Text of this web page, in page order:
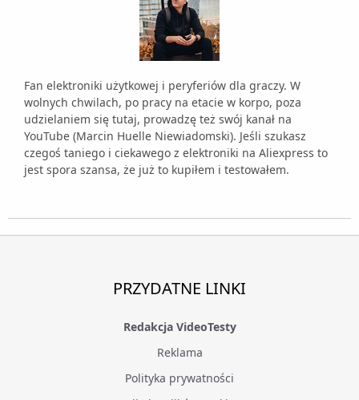
Fan elektroniki użytkowej i peryferiów dla graczy. W
wolnych chwilach, po pracy na etacie w korpo, poza
udzielaniem się tutaj, prowadzę też swój kanał na
YouTube (Marcin Huelle Niewiadomski). Jeśli szukasz
czegoś taniego i ciekawego z elektroniki na Aliexpress to
jest spora szansa, że już to kupiłem i testowałem.
PRZYDATNE LINKI
Redakcja VideoTesty
Reklama
Polityka prywatności